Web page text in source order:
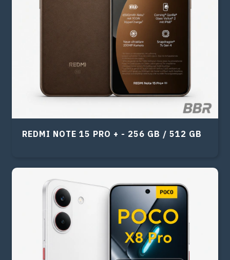
REDMI NOTE 15 PRO + - 256 GB / 512 GB